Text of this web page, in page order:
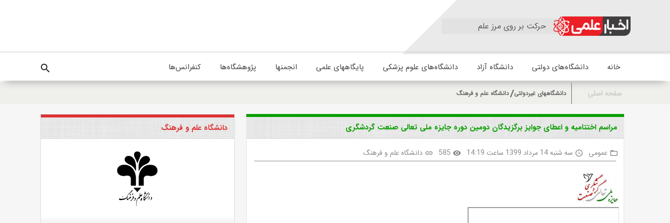
حرکت بر روی مرز علم
خانه دانشگاه‌های دولتی دانشگاه آزاد دانشگاه‌های علوم پزشکی پایگاههای علمی انجمنها پژوهشگاه‌ها کنفرانس‌ها search
صفحه اصلی دانشگاههای غیردولتی دانشگاه علم و فرهنگ
مراسم اختتامیه و اعطای جوایز برگزیدگان دومین دوره جایزه ملی تعالی صنعت گردشگری
folder_open عمومی access_time سه شنبه 14 مرداد 1399 ساعت 14:19 visibility
585
link دانشگاه علم و فرهنگ
دانشگاه علم و فرهنگ